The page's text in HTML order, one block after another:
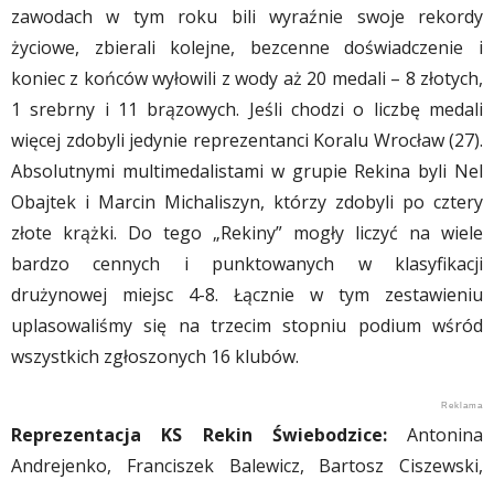
zawodach w tym roku bili wyraźnie swoje rekordy
życiowe, zbierali kolejne, bezcenne doświadczenie i
koniec z końców wyłowili z wody aż 20 medali – 8 złotych,
1 srebrny i 11 brązowych. Jeśli chodzi o liczbę medali
więcej zdobyli jedynie reprezentanci Koralu Wrocław (27).
Absolutnymi multimedalistami w grupie Rekina byli Nel
Obajtek i Marcin Michaliszyn, którzy zdobyli po cztery
złote krążki. Do tego „Rekiny” mogły liczyć na wiele
bardzo cennych i punktowanych w klasyfikacji
drużynowej miejsc 4-8. Łącznie w tym zestawieniu
uplasowaliśmy się na trzecim stopniu podium wśród
wszystkich zgłoszonych 16 klubów.
Reprezentacja KS Rekin Świebodzice:Antonina
Andrejenko, Franciszek Balewicz, Bartosz Ciszewski,